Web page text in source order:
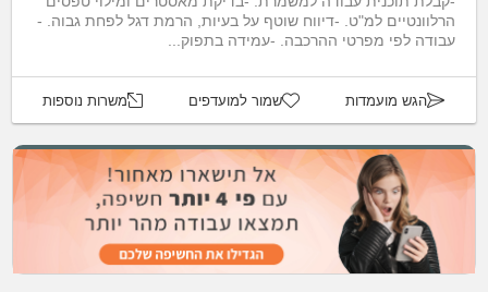
הרלוונטיים למ"ט. -דיווח שוטף על בעיות, הרמת דגל לפחת גבוה. -
עבודה לפי מפרטי ההרכבה. -עמידה בתפוק...
הגש מועמדות שמור למועדפים משרות נוספות